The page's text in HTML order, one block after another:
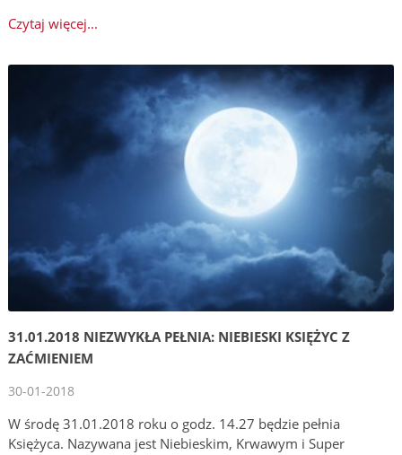
Czytaj więcej...
31.01.2018 NIEZWYKŁA PEŁNIA: NIEBIESKI KSIĘŻYC Z
ZAĆMIENIEM
30-01-2018
W środę 31.01.2018 roku o godz. 14.27 będzie pełnia
Księżyca. Nazywana jest Niebieskim, Krwawym i Super